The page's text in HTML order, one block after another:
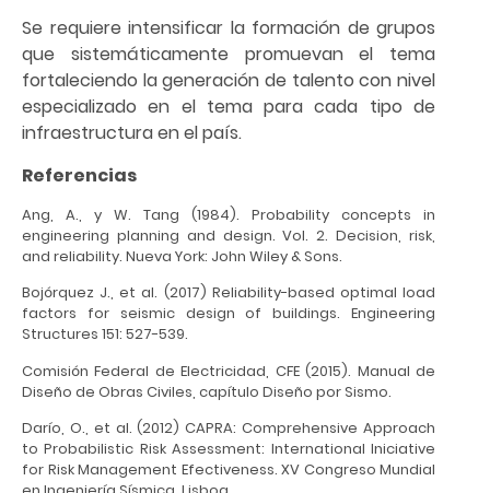
Se requiere intensificar la formación de grupos
que sistemáticamente promuevan el tema
fortaleciendo la generación de talento con nivel
especializado en el tema para cada tipo de
infraestructura en el país.
Referencias
Ang, A., y W. Tang (1984). Probability concepts in
engineering planning and design. Vol. 2. Decision, risk,
and reliability. Nueva York: John Wiley & Sons.
Bojórquez J., et al. (2017) Reliability-based optimal load
factors for seismic design of buildings. Engineering
Structures 151: 527-539.
Comisión Federal de Electricidad, CFE (2015). Manual de
Diseño de Obras Civiles, capítulo Diseño por Sismo.
Darío, O., et al. (2012) CAPRA: Comprehensive Approach
to Probabilistic Risk Assessment: International Iniciative
for Risk Management Efectiveness. XV Congreso Mundial